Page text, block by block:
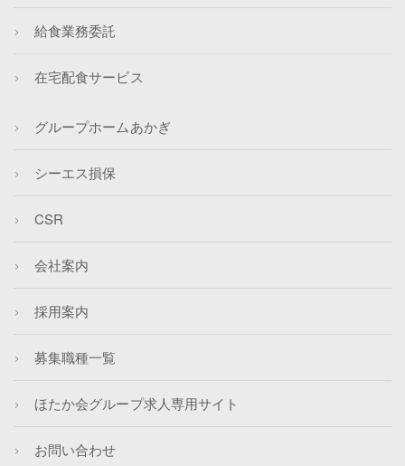
給食業務委託
在宅配食サービス
グループホームあかぎ
シーエス損保
CSR
会社案内
採用案内
募集職種一覧
ほたか会グループ求人専用サイト
お問い合わせ